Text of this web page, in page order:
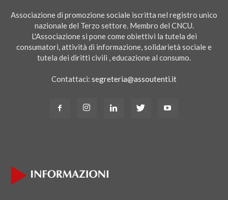
Associazione di promozione sociale iscritta nel registro unico
nazionale del Terzo settore. Membro del CNCU.
L'Associazione si pone come obiettivi la tutela dei
consumatori, attività di informazione, solidarietà sociale e
tutela dei diritti civili , educazione al consumo.
Contattaci: segreteria@assoutenti.it